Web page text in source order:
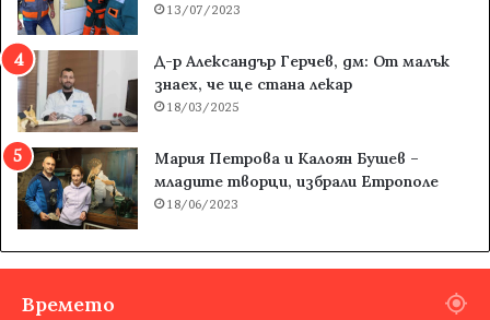
13/07/2023
Д-р Александър Герчев, дм: От малък
знаех, че ще стана лекар
18/03/2025
Мария Петрова и Калоян Бушев –
младите творци, избрали Етрополе
18/06/2023
Времето